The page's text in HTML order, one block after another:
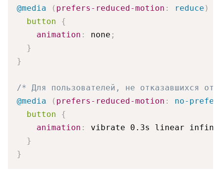
@media
( prefers-reduced-motion : reduce )
button
{
animation : none ;
}
}
/* Для пользователей, не отказавшихся от
@media
( prefers-reduced-motion :
no-
button
{
animation :
vibrate 0.3s linear
}
}